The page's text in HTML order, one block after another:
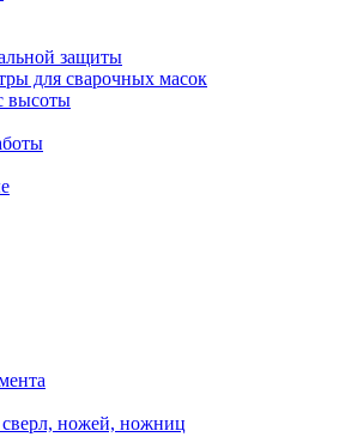
защиты
для сварочных масок
высоты
сверл, ножей, ножниц